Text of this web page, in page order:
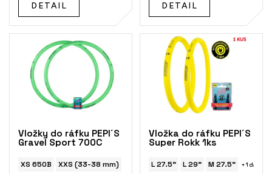
DETAIL DETAIL
Vložky do ráfku PEPI´S
Gravel Sport 700C
XS 650B XXS (33-38 mm) XS (40-47 mm)
Vložka do ráfku PEPI´S
Super Rokk 1ks
L 27.5" L 29" M 27.5" + 1 další